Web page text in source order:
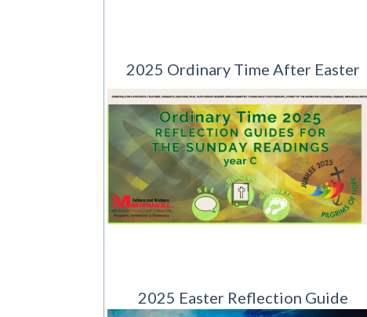
2025 Ordinary Time After Easter
2025 Easter Reflection Guide